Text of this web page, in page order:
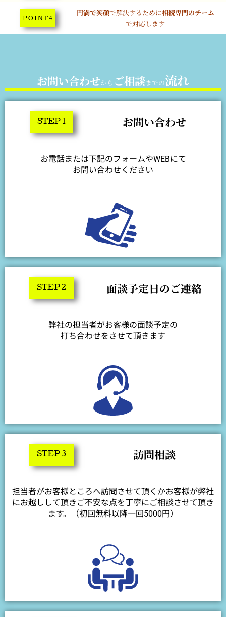
P O I N T 4
円満で笑顔で解決するために相続専門のチーム
で対応します
お問い合わせから ご相談までの流れ
STEP 1 お問い合わせ
お電話または下記のフォームやWEBにて
お問い合わせください
STEP 2 面談予定日のご連絡
弊社の担当者がお客様の面談予定の
打ち合わせをさせて頂きます
STEP 3 訪問相談
担当者がお客様ところへ訪問させて頂くかお客様が弊社
にお越しして頂きご不安な点を丁寧にご相談させて頂き
ます。（初回無料以降一回5000円）